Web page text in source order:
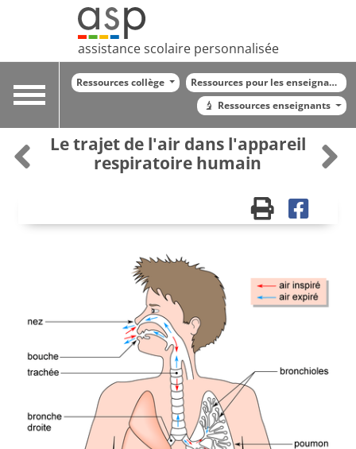
assistance scolaire personnalisée
Toggle
Ressources collège
Ressources pour les enseignants
Ressources enseignants
Le trajet de l'air dans l'appareil
respiratoire humain